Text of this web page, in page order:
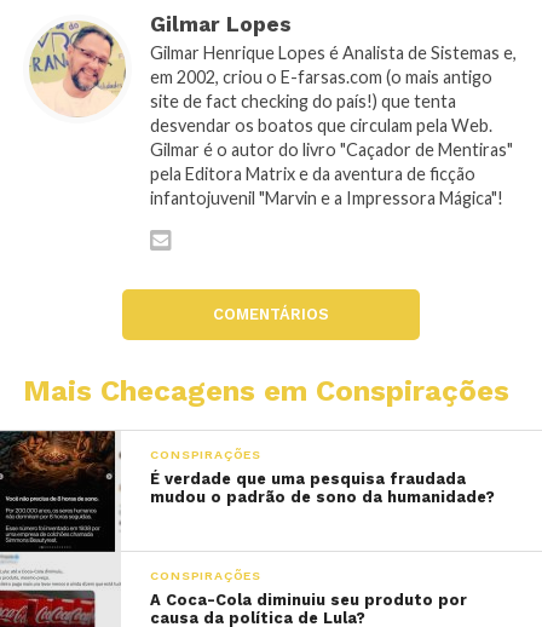
Gilmar Lopes
Gilmar Henrique Lopes é Analista de Sistemas e,
em 2002, criou o E-farsas.com (o mais antigo
site de fact checking do país!) que tenta
desvendar os boatos que circulam pela Web.
Gilmar é o autor do livro "Caçador de Mentiras"
pela Editora Matrix e da aventura de ficção
infantojuvenil "Marvin e a Impressora Mágica"!
COMENTÁRIOS
Mais Checagens em Conspirações
CONSPIRAÇÕES
É verdade que uma pesquisa fraudada
mudou o padrão de sono da humanidade?
CONSPIRAÇÕES
A Coca-Cola diminuiu seu produto por
causa da política de Lula?